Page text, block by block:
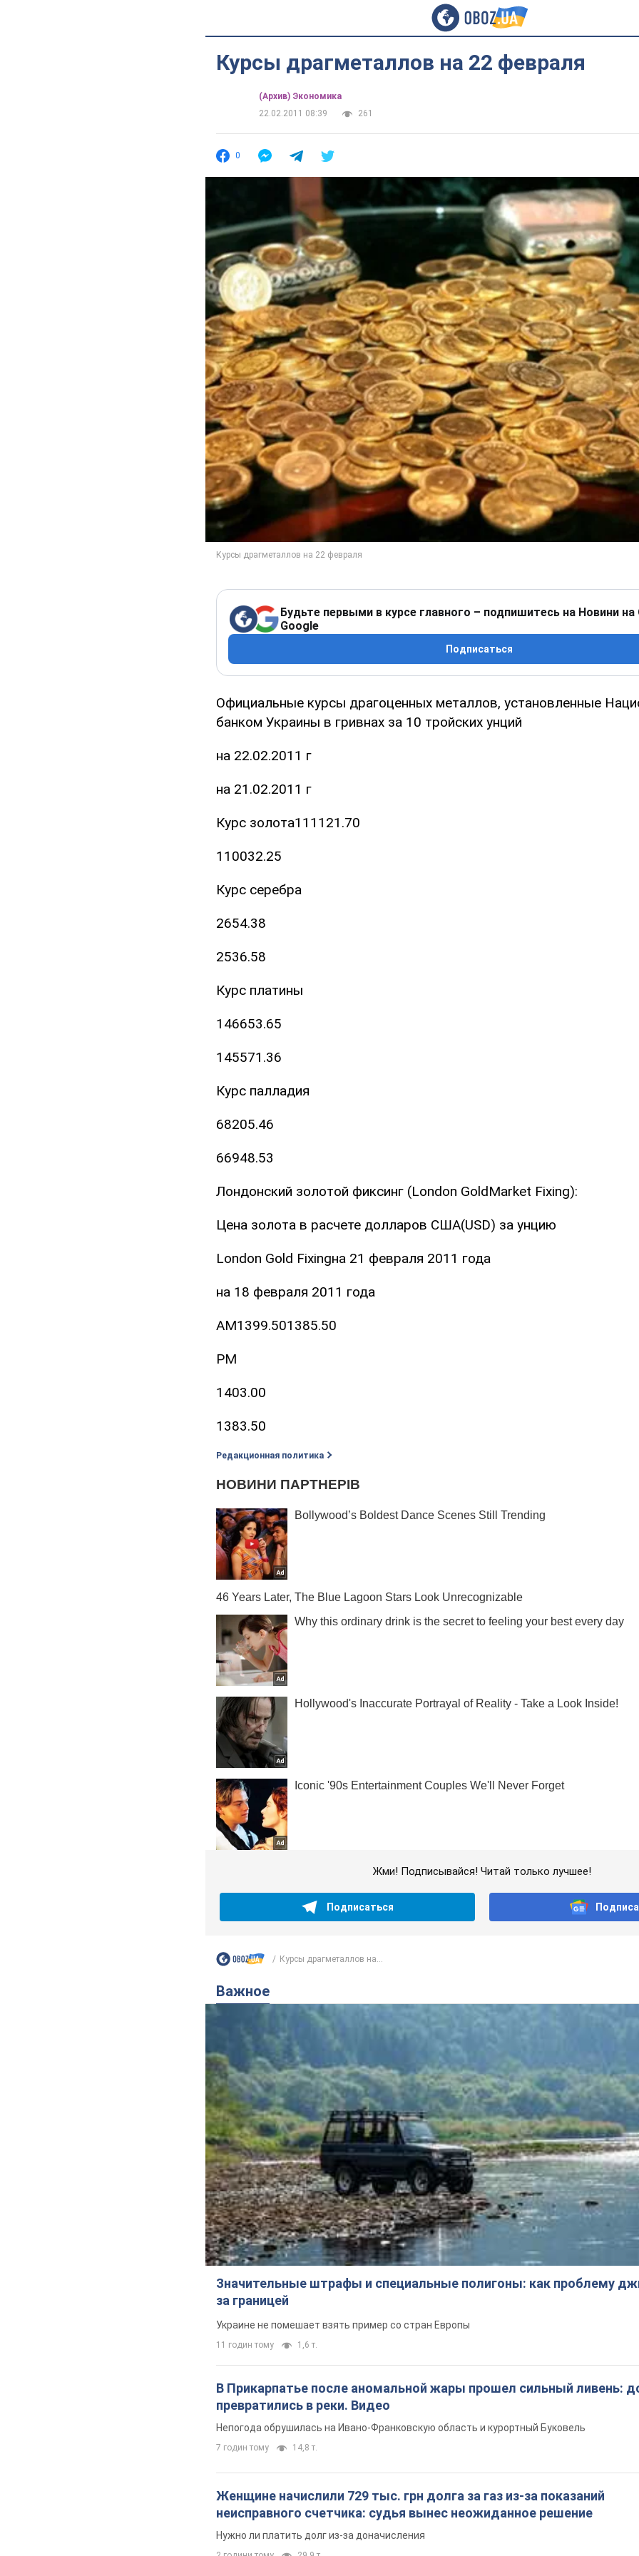
Курсы драгметаллов на 22 февраля
(Архив) Экономика
22.02.2011 08:39
261
0
Будьте первыми в курсе главного – подпишитесь на Новини на
Google
Подписаться
Официальные курсы драгоценных металлов, установленные
банком Украины в гривнах за 10 тройских унций
на 22.02.2011 г
на 21.02.2011 г
Курс золота111121.70
110032.25
Курс серебра
2654.38
2536.58
Курс платины
146653.65
145571.36
Курс палладия
68205.46
66948.53
Лондонский золотой фиксинг (London GoldMarket Fixing):
Цена золота в расчете долларов США(USD) за унцию
London Gold Fixingна 21 февраля 2011 года
на 18 февраля 2011 года
AM1399.501385.50
PM
1403.00
1383.50
Редакционная политика
Жми! Подписывайся! Читай только лучшее!
Подписаться
Курсы драгметаллов на...
Важное
Значительные штрафы и специальные полигоны: как проблему
за границей
Украине не помешает взять пример со стран Европы
11 годин тому 1,6 т.
В Прикарпатье после аномальной жары прошел сильный ливень:
превратились в реки. Видео
Непогода обрушилась на Ивано-Франковскую область и курортный Буковель
7 годин тому 14,8 т.
Женщине начислили 729 тыс. грн долга за газ из-за показаний
неисправного счетчика: судья вынес неожиданное решение
Нужно ли платить долг из-за доначисления